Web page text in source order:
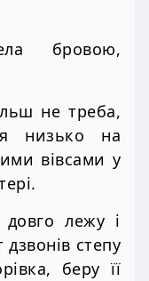
бровою,
не треба,
низько на
вівсами у
лежу і
степу
беру її